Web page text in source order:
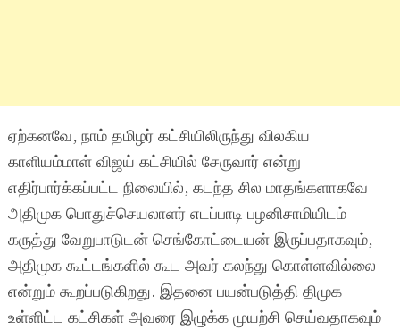
ஏற்கனவே, நாம் தமிழர் கட்சியிலிருந்து விலகிய
காளியம்மாள் விஜய் கட்சியில் சேருவார் என்று
எதிர்பார்க்கப்பட்ட நிலையில், கடந்த சில மாதங்களாகவே
அதிமுக பொதுச்செயலாளர் எடப்பாடி பழனிசாமியிடம்
கருத்து வேறுபாடுடன் செங்கோட்டையன் இருப்பதாகவும்,
அதிமுக கூட்டங்களில் கூட அவர் கலந்து கொள்ளவில்லை
என்றும் கூறப்படுகிறது. இதனை பயன்படுத்தி திமுக
உள்ளிட்ட கட்சிகள் அவரை இழுக்க முயற்சி செய்வதாகவும்